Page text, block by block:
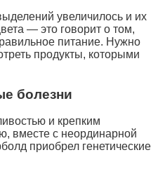
увеличилось и их
— это говорит о том,
питание. Нужно
продукты, которыми
болезни
и крепким
вместе с неординарной
приобрел генетические